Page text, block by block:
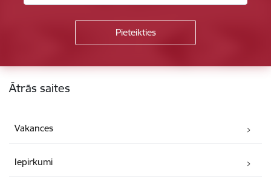
Kājene
Ātrās saites
Vakances
Iepirkumi